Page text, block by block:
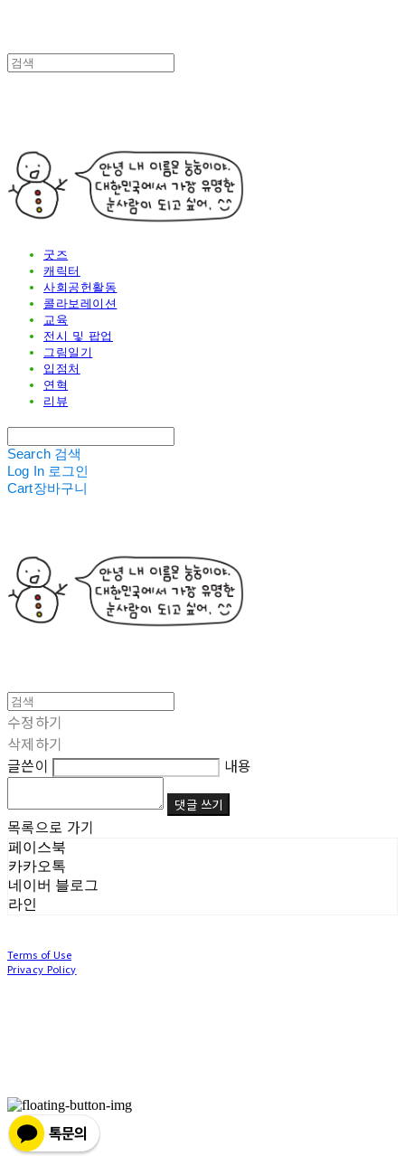
굿즈
캐릭터
사회공헌활동
콜라보레이션
교육
전시 및 팝업
그림일기
입점처
연혁
리뷰
Search 검색
Log In 로그인
Cart장바구니
수정하기
삭제하기
글쓴이
내용
댓글 쓰기
목록으로 가기
페이스북
카카오톡
네이버 블로그
라인
Terms of Use
Privacy Policy